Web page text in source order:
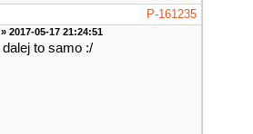
P-161235
» 2017-05-17 21:24:51
dalej to samo :/